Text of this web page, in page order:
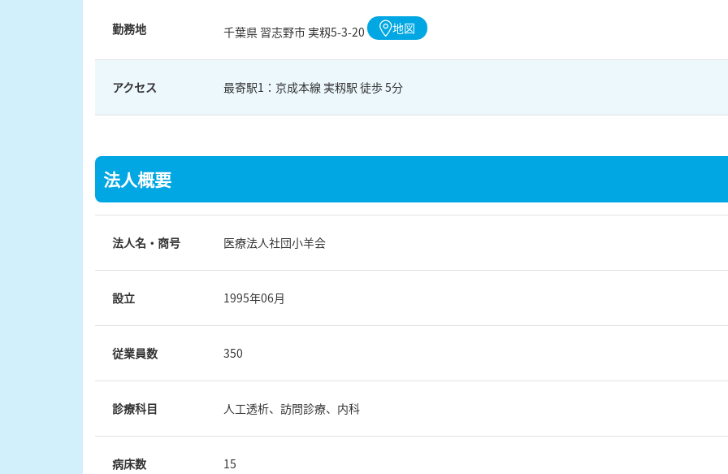
勤務地 千葉県 習志野市 実籾5-3-20 地図
アクセス 最寄駅1：京成本線 実籾駅 徒歩 5分
法人概要
法人名・商号 医療法人社団小羊会
設立 1995年06月
従業員数 350
診療科目 人工透析、訪問診療、内科
病床数 15